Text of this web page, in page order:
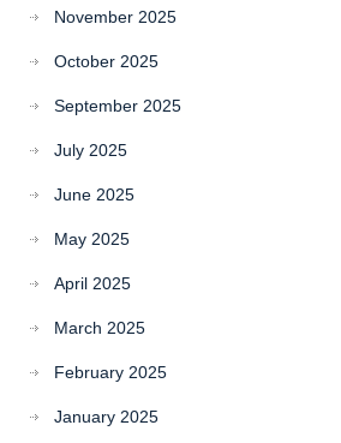
November 2025
October 2025
September 2025
July 2025
June 2025
May 2025
April 2025
March 2025
February 2025
January 2025